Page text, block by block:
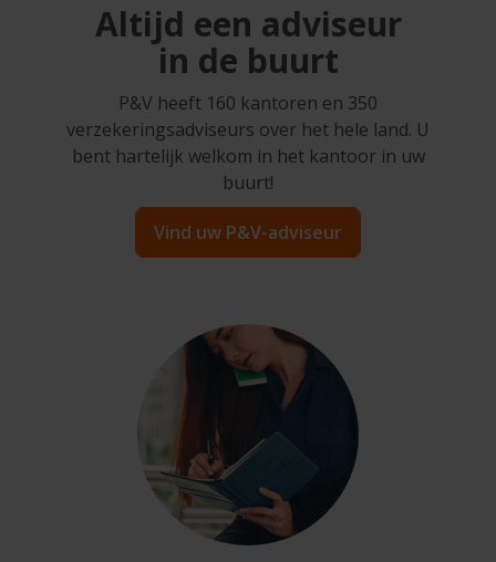
Altijd een adviseur
in de buurt
P&V heeft 160 kantoren en 350
verzekeringsadviseurs over het hele land. U
bent hartelijk welkom in het kantoor in uw
buurt!
Vind uw P&V-adviseur